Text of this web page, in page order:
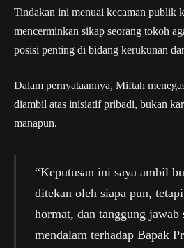
Tindakan ini menuai kecaman publik
mencerminkan sikap seorang tokoh
posisi penting di bidang kerukunan
Dalam pernyataannya, Miftah
diambil atas inisiatif pribadi, bukan
manapun.
“Keputusan ini saya ambil
ditekan oleh siapa pun,
hormat, dan tanggung jawab
mendalam terhadap Bapak